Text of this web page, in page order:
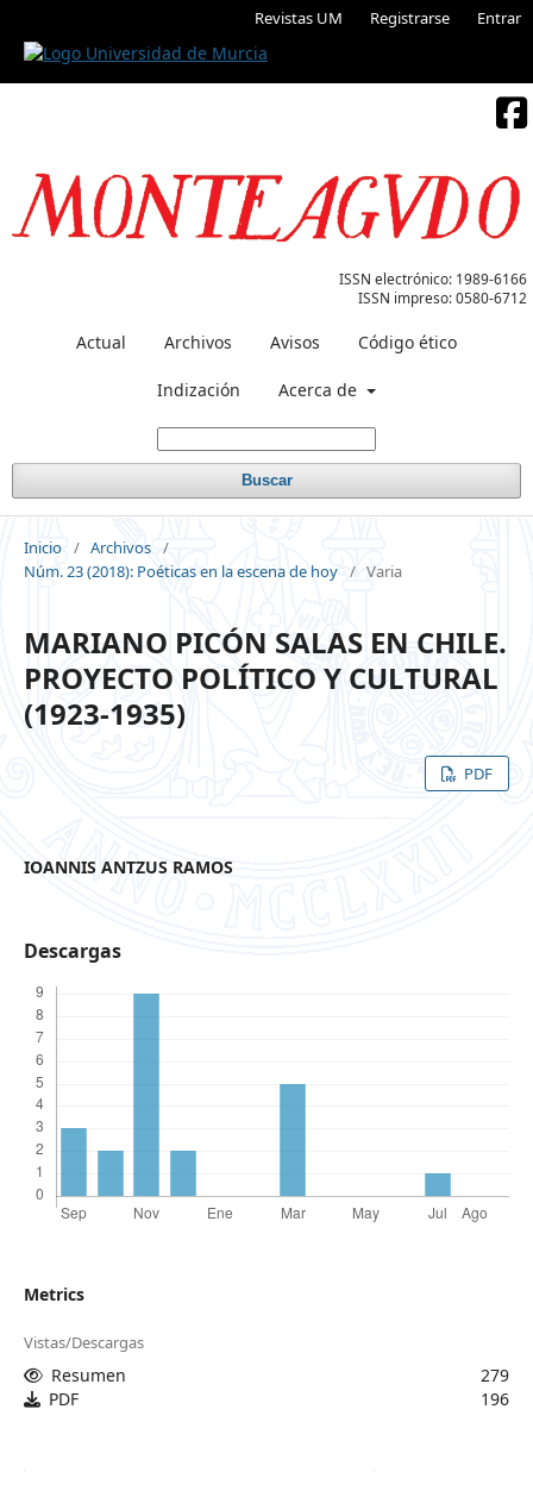
Revistas UM Registrarse Entrar
ISSN electrónico: 1989-6166
ISSN impreso:0580-6712
Actual Archivos Avisos Código ético
Indización Acerca de
Buscar
Inicio / Archivos /
Núm. 23 (2018): Poéticas en la escena de hoy / Varia
MARIANO PICÓN SALAS EN CHILE.
PROYECTO POLÍTICO Y CULTURAL
(1923-1935)
PDF
IOANNIS ANTZUS RAMOS
Descargas
Metrics
Vistas/Descargas
Resumen
279
PDF
196